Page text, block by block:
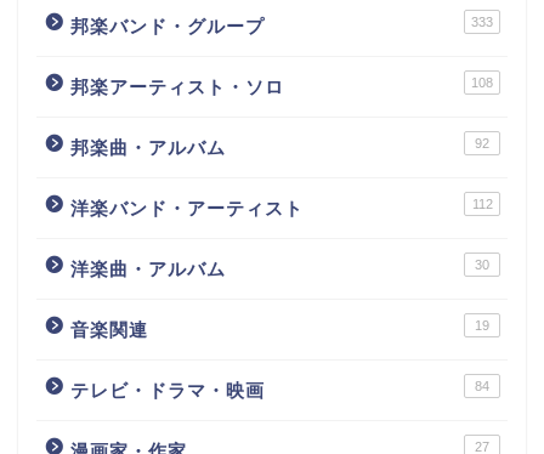
邦楽バンド・グループ 333
邦楽アーティスト・ソロ 108
邦楽曲・アルバム 92
洋楽バンド・アーティスト 112
洋楽曲・アルバム 30
音楽関連 19
テレビ・ドラマ・映画 84
27